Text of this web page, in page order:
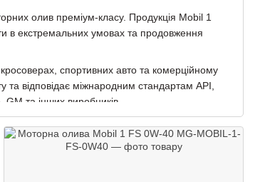
олив преміум-класу. Продукція Mobil 1
в екстремальних умовах та продовження
спортивних авто та комерційному
та відповідає міжнародним стандартам API,
та інших виробників.
фільтрами DPF.